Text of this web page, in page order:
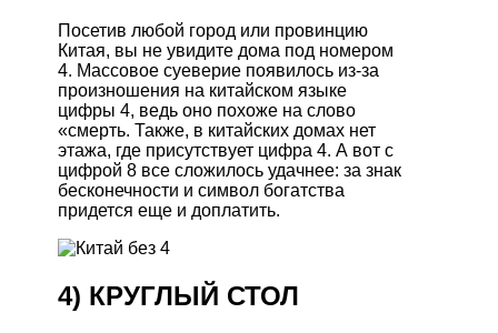
Посетив любой город или провинцию
Китая, вы не увидите дома под номером
4. Массовое суеверие появилось из-за
произношения на китайском языке
цифры 4, ведь оно похоже на слово
«смерть. Также, в китайских домах нет
этажа, где присутствует цифра 4. А вот с
цифрой 8 все сложилось удачнее: за знак
бесконечности и символ богатства
придется еще и доплатить.
4) КРУГЛЫЙ СТОЛ